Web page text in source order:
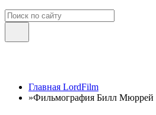
Главная LordFilm
»Фильмография Билл Мюррей